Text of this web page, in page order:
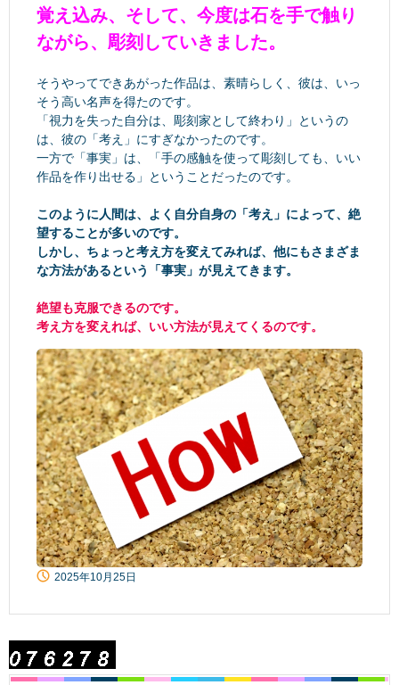
覚え込み、そして、今度は石を手で触り
ながら、彫刻していきました。
そうやってできあがった作品は、素晴らしく、彼は、いっ
そう高い名声を得たのです。
「視力を失った自分は、彫刻家として終わり」というの
は、彼の「考え」にすぎなかったのです。
一方で「事実」は、「手の感触を使って彫刻しても、いい
作品を作り出せる」ということだったのです。
このように人間は、よく自分自身の「考え」によって、絶
望することが多いのです。
しかし、ちょっと考え方を変えてみれば、他にもさまざま
な方法があるという「事実」が見えてきます。
絶望も克服できるのです。
考え方を変えれば、いい方法が見えてくるのです。
2025年10月25日